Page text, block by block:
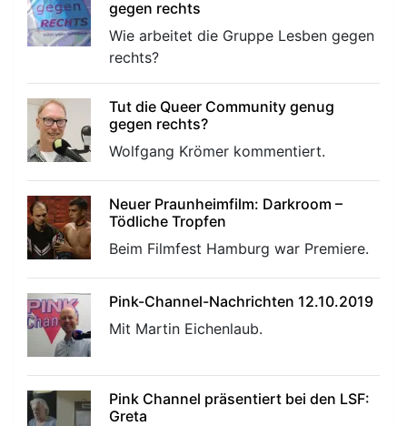
gegen rechts
Wie arbeitet die Gruppe Lesben gegen
rechts?
Tut die Queer Community genug
gegen rechts?
Wolfgang Krömer kommentiert.
Neuer Praunheimfilm: Darkroom –
Tödliche Tropfen
Beim Filmfest Hamburg war Premiere.
Pink-Channel-Nachrichten 12.10.2019
Mit Martin Eichenlaub.
Pink Channel präsentiert bei den LSF:
Greta